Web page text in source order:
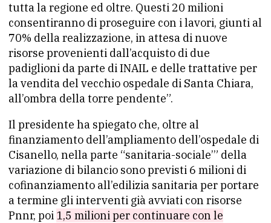
tutta la regione ed oltre. Questi 20 milioni
consentiranno di proseguire con i lavori, giunti al
70% della realizzazione, in attesa di nuove
risorse provenienti dall’acquisto di due
padiglioni da parte di INAIL e delle trattative per
la vendita del vecchio ospedale di Santa Chiara,
all’ombra della torre pendente”.
Il presidente ha spiegato che, oltre al
finanziamento dell’ampliamento dell’ospedale di
Cisanello, nella parte “sanitaria-sociale’” della
variazione di bilancio sono previsti 6 milioni di
cofinanziamento all’edilizia sanitaria per portare
a termine gli interventi già avviati con risorse
Pnnr, poi 1,5 milioni per continuare con le